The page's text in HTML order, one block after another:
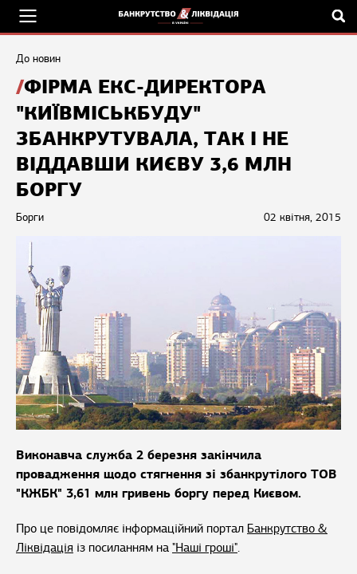
До новин
ФІРМА ЕКС-ДИРЕКТОРА
"КИЇВМІСЬКБУДУ"
ЗБАНКРУТУВАЛА, ТАК І НЕ
ВІДДАВШИ КИЄВУ 3,6 МЛН
БОРГУ
02 квітня, 2015
Борги
Виконавча служба 2 березня закінчила
провадження щодо стягнення зі збанкрутілого ТОВ
"КЖБК" 3,61 млн гривень боргу перед Києвом.
Про це повідомляє інформаційний портал Банкрутство &
Ліквідація із посиланням на "Наші гроші".